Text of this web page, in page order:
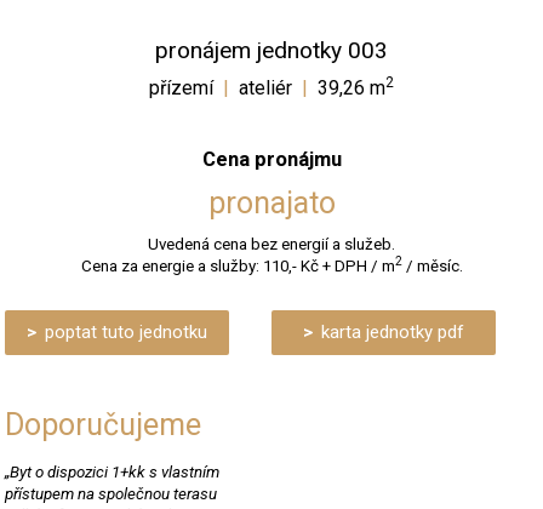
pronájem jednotky 003
přízemí | ateliér | 39,26 m2
Cena pronájmu
pronajato
Uvedená cena bez energií a služeb.
Cena za energie a služby: 110,- Kč + DPH / m2/ měsíc.
poptat tuto jednotku karta jednotky pdf
Doporučujeme
„Byt o dispozici 1+kk s vlastním
přístupem na společnou terasu